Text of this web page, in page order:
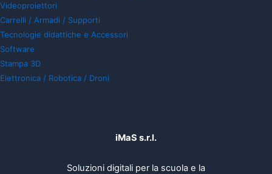
Videoproiettori
Carrelli / Armadi / Supporti
Tecnologie didattiche e Accessori
Software
Stampa 3D
Elettronica / Robotica / Droni
iMaS s.r.l.
Soluzioni digitali per la scuola e la